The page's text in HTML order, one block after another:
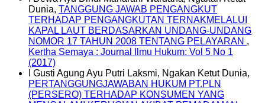
Dunia, TANGGUNG JAWAB PENGANGKUT
TERHADAP PENGANGKUTAN TERNAKMELALUI
KAPAL LAUT BERDASARKAN UNDANG-UNDANG
NOMOR 17 TAHUN 2008 TENTANG PELAYARAN ,
Kertha Semaya : Journal Ilmu Hukum: Vol 5 No 1
(2017)
I Gusti Agung Ayu Putri Laksmi, Ngakan Ketut Dunia,
PERTANGGUNGJAWABAN HUKUM PT.PLN
(PERSERO) TERHADAP KONSUMEN YANG